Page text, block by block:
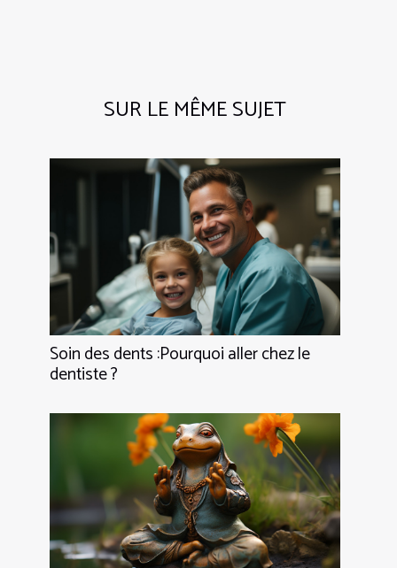
SUR LE MÊME SUJET
Soin des dents :Pourquoi aller chez le
dentiste ?